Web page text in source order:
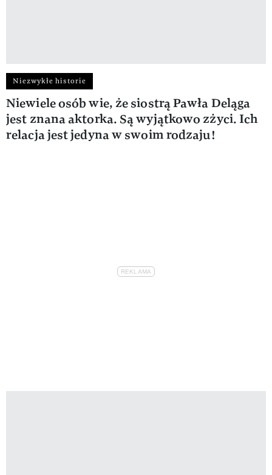
Niezwykłe historie
Niewiele osób wie, że siostrą Pawła Deląga
jest znana aktorka. Są wyjątkowo zżyci. Ich
relacja jest jedyna w swoim rodzaju!